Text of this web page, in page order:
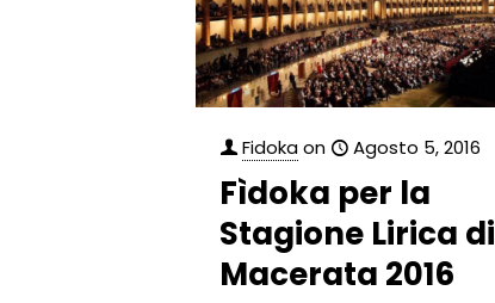
Fidoka on Agosto 5, 2016
Fìdoka per la
Stagione Lirica di
Macerata 2016